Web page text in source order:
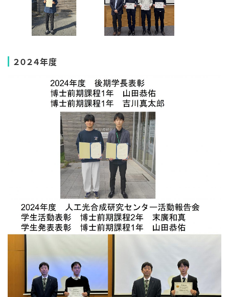
２０２４年度